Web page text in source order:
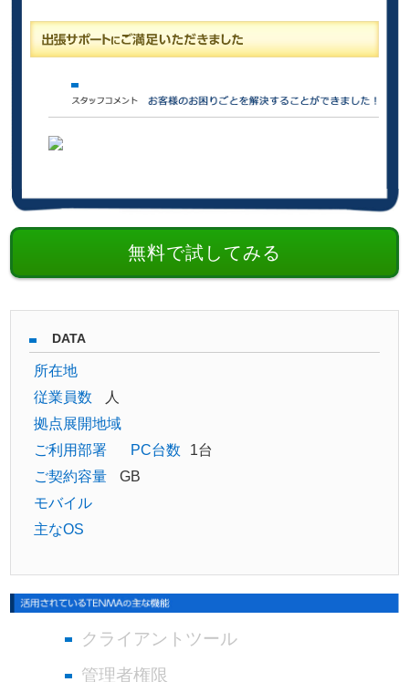
無料で試してみる
DATA
所在地
従業員数
人
拠点展開地域
ご利用部署
PC台数
1台
ご契約容量
GB
モバイル
主なOS
クライアントツール
管理者権限